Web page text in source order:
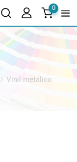
0
Vinil metálico